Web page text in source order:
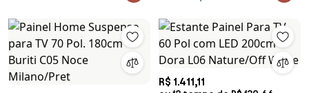
R$ 1.411,11